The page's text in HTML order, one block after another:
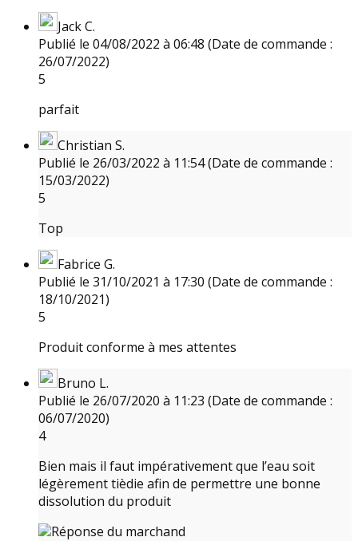
Jack C.
Publié le 04/08/2022 à 06:48 (Date de commande :
26/07/2022)
5
parfait
Christian S.
Publié le 26/03/2022 à 11:54(Date de commande :
15/03/2022)
5
Top
Fabrice G.
Publié le 31/10/2021 à 17:30 (Date de commande :
18/10/2021)
5
Produit conforme à mes attentes
Bruno L.
Publié le 26/07/2020 à 11:23 (Date de commande :
06/07/2020)
4
Bien mais il faut impérativement que l’eau soit
légèrement tièdie afin de permettre une bonne
dissolution du produit
Réponse du marchand